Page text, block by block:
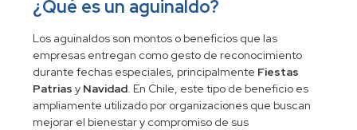
¿Qué es un aguinaldo?
Los aguinaldos son montos o beneficios que las
empresas entregan como gesto de reconocimiento
durante fechas especiales, principalmente Fiestas
Patrias y Navidad . En Chile, este tipo de beneficio es
ampliamente utilizado por organizaciones que buscan
mejorar el bienestar y compromiso de sus